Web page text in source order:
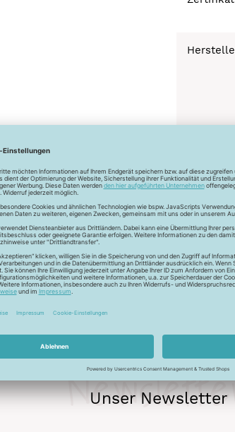
Lichtreflektion und glänzen deshalb
und Vernähbarkeit. Darüber hinaus
Unser Newsletter